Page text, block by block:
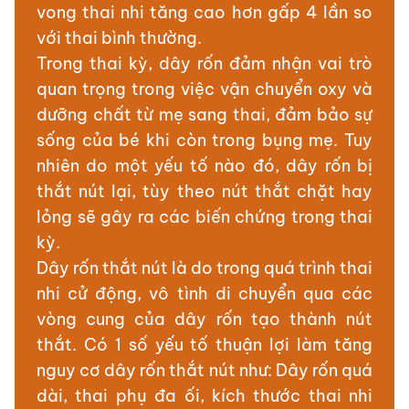
vong thai nhi tăng cao hơn gấp 4 lần so
với thai bình thường.
Trong thai kỳ, dây rốn đảm nhận vai trò
quan trọng trong việc vận chuyển oxy và
dưỡng chất từ mẹ sang thai, đảm bảo sự
sống của bé khi còn trong bụng mẹ. Tuy
nhiên do một yếu tố nào đó, dây rốn bị
thắt nút lại, tùy theo nút thắt chặt hay
lỏng sẽ gây ra các biến chứng trong thai
kỳ.
Dây rốn thắt nút là do trong quá trình thai
nhi cử động, vô tình di chuyển qua các
vòng cung của dây rốn tạo thành nút
thắt. Có 1 số yếu tố thuận lợi làm tăng
nguy cơ dây rốn thắt nút như: Dây rốn quá
dài, thai phụ đa ối, kích thước thai nhi